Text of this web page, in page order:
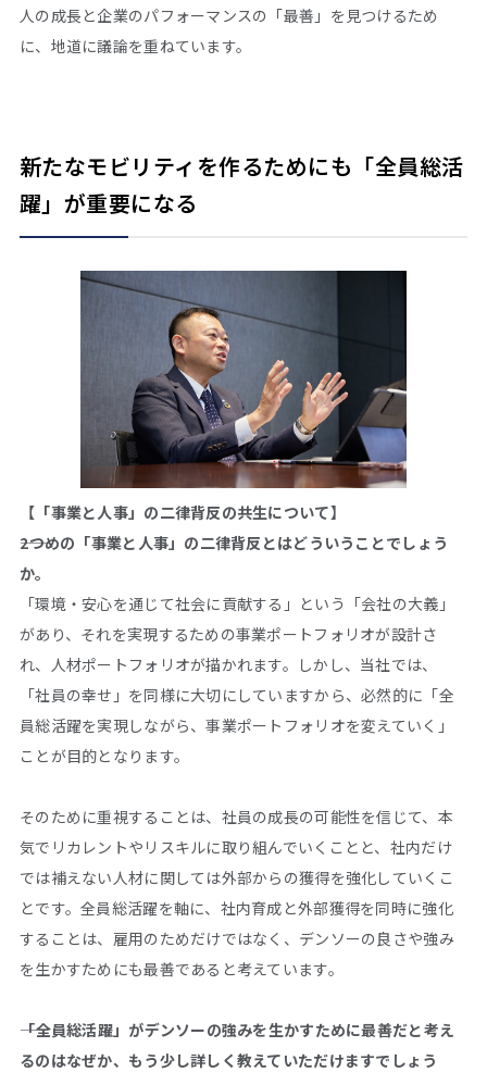
人の成長と企業のパフォーマンスの「最善」を見つけるため
に、地道に議論を重ねています。
新たなモビリティを作るためにも「全員総活
躍」が重要になる
【「事業と人事」の二律背反の共生について】
――2つめの「事業と人事」の二律背反とはどういうことでしょう
か。
「環境・安心を通じて社会に貢献する」という「会社の大義」
があり、それを実現するための事業ポートフォリオが設計さ
れ、人材ポートフォリオが描かれます。しかし、当社では、
「社員の幸せ」を同様に大切にしていますから、必然的に「全
員総活躍を実現しながら、事業ポートフォリオを変えていく」
ことが目的となります。
そのために重視することは、社員の成長の可能性を信じて、本
気でリカレントやリスキルに取り組んでいくことと、社内だけ
では補えない人材に関しては外部からの獲得を強化していくこ
とです。全員総活躍を軸に、社内育成と外部獲得を同時に強化
することは、雇用のためだけではなく、デンソーの良さや強み
を生かすためにも最善であると考えています。
――「全員総活躍」がデンソーの強みを生かすために最善だと考え
るのはなぜか、もう少し詳しく教えていただけますでしょう